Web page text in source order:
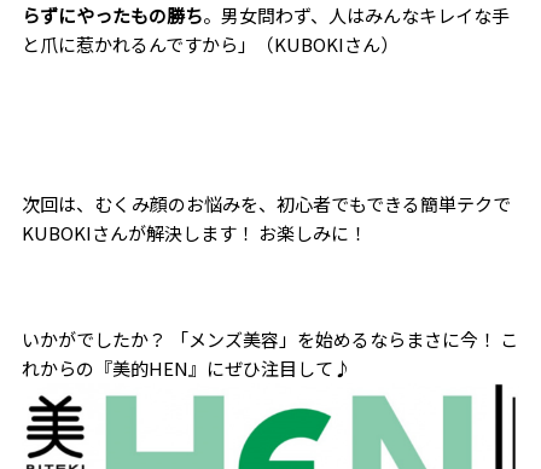
らずにやったもの勝ち。男女問わず、人はみんなキレイな手
と爪に惹かれるんですから」（KUBOKIさん）
次回は、むくみ顔のお悩みを、初心者でもできる簡単テクで
KUBOKIさんが解決します！ お楽しみに！
いかがでしたか？ 「メンズ美容」を始めるならまさに今！ こ
れからの『美的HEN』にぜひ注目して♪